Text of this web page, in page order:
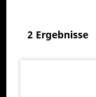
2 Ergebnisse